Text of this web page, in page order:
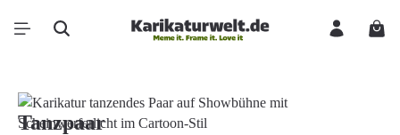
Zum Hauptinhalt springen
Bildergalerie überspringen
Tanzpaar